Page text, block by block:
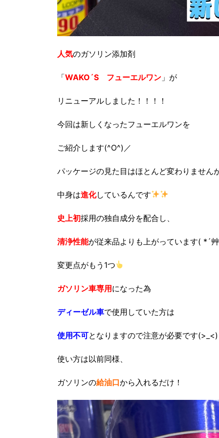
人気のガソリン添加剤
「WAKO´S フューエルワン 」が
リニューアルしました！！！！
今回は新しくなったフューエルワンを
ご紹介します(^O^)／
パッケージの見た目はほとんど変わりません
中身は進化しているんです
史上初採用の独自成分を配合し、
清浄性能が従来品よりも上がっています( *´
変更点がもう1つ
ガソリン車専用になった為
ディーゼル車で使用していた方は
使用不可となりますので注意が必要です(>_<)
使い方は以前同様、
ガソリンの給油口から入れるだけ！